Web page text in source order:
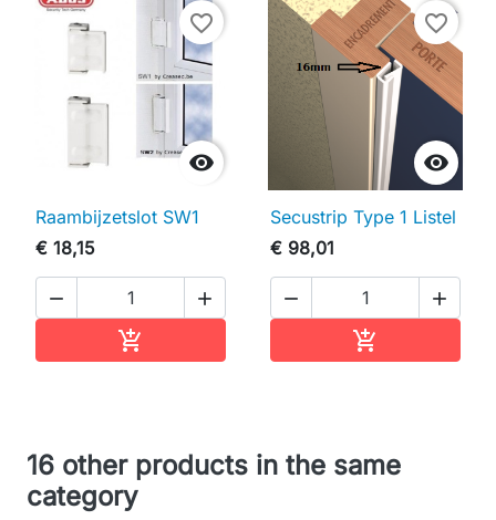

favorite_border
Raambijzetslot SW1
€ 18,15
 


favorite_border
Secustrip Type 1 Listel
€ 98,01
 

16 other products in the same
category